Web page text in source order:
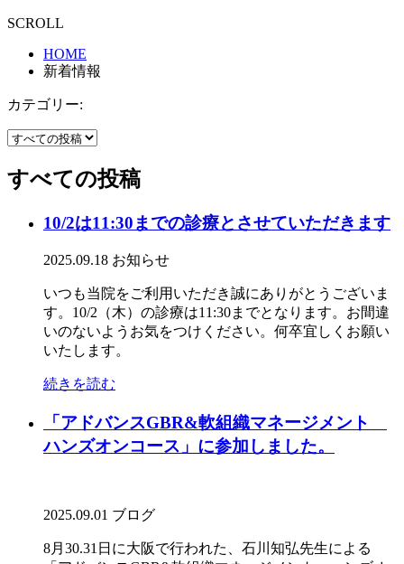
SCROLL
HOME
新着情報
カテゴリー:
すべての投稿
10/2は11:30までの診療とさせていただきます
2025.09.18 お知らせ
いつも当院をご利用いただき誠にありがとうございま
す。10/2（木）の診療は11:30までとなります。お間違
いのないようお気をつけください。何卒宜しくお願い
いたします。
続きを読む
「アドバンスGBR&軟組織マネージメント
ハンズオンコース」に参加しました。
2025.09.01 ブログ
8月30.31日に大阪で行われた、石川知弘先生による